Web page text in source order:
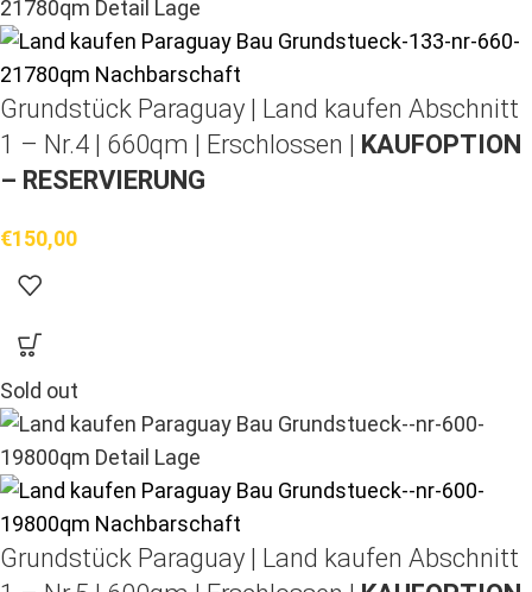
Grundstück Paraguay | Land kaufen Abschnitt
1 – Nr.4 | 660qm | Erschlossen | KAUFOPTION
– RESERVIERUNG
€150,00
Sold out
Grundstück Paraguay | Land kaufen Abschnitt